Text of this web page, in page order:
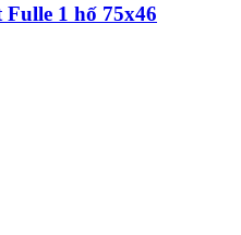
1 hố 75x46